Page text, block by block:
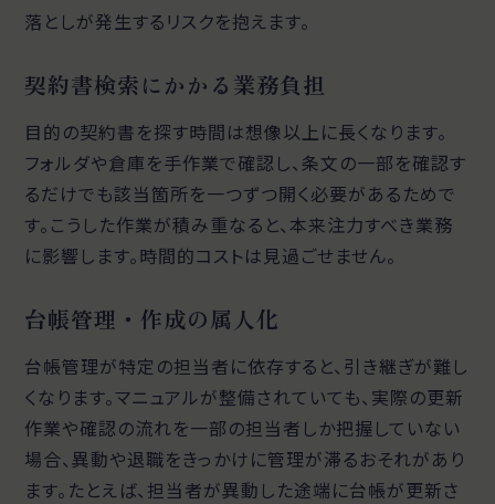
落としが発生するリスクを抱えます。
契約書検索にかかる業務負担
目的の契約書を探す時間は想像以上に長くなります。
フォルダや倉庫を手作業で確認し、条文の一部を確認す
るだけでも該当箇所を一つずつ開く必要があるためで
す。こうした作業が積み重なると、本来注力すべき業務
に影響します。時間的コストは見過ごせません。
台帳管理・作成の属人化
台帳管理が特定の担当者に依存すると、引き継ぎが難し
くなります。マニュアルが整備されていても、実際の更新
作業や確認の流れを一部の担当者しか把握していない
場合、異動や退職をきっかけに管理が滞るおそれがあり
ます。たとえば、担当者が異動した途端に台帳が更新さ